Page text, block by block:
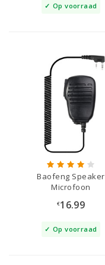
Op voorraad
Baofeng Speaker
Microfoon
€16.99
Op voorraad